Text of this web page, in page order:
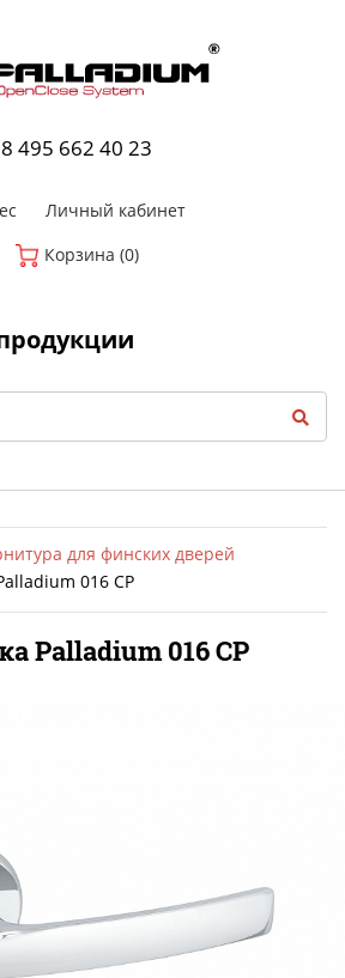
8 495 662 40 23
Личный кабинет
Корзина (0)
для финских дверей
016 CP
Palladium 016 CP